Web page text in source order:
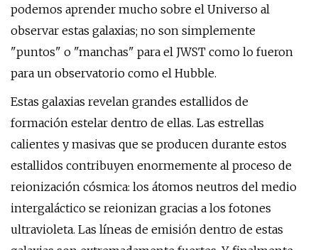
podemos aprender mucho sobre el Universo al
observar estas galaxias; no son simplemente
"puntos" o "manchas" para el JWST como lo fueron
para un observatorio como el Hubble.
Estas galaxias revelan grandes estallidos de
formación estelar dentro de ellas. Las estrellas
calientes y masivas que se producen durante estos
estallidos contribuyen enormemente al proceso de
reionización cósmica: los átomos neutros del medio
intergaláctico se reionizan gracias a los fotones
ultravioleta. Las líneas de emisión dentro de estas